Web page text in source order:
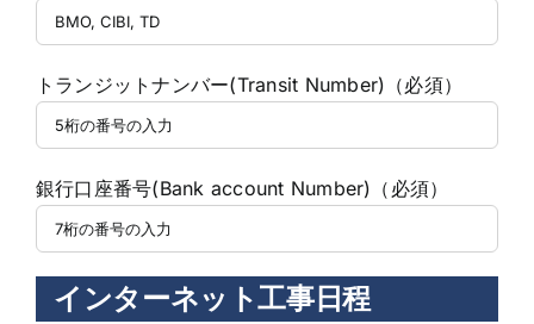
トランジットナンバー(Transit Number)（必須）
銀行口座番号(Bank account Number)（必須）
インターネット工事日程